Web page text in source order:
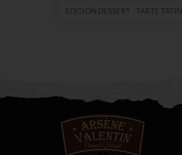
EDITION DESSERT - TARTE TATIN